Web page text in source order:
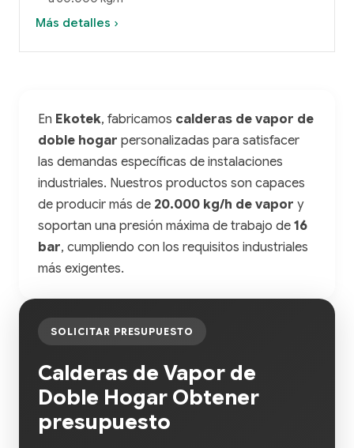
Más detalles ›
En Ekotek, fabricamos calderas de vapor de
doble hogar personalizadas para satisfacer
las demandas específicas de instalaciones
industriales. Nuestros productos son capaces
de producir más de 20.000 kg/h de vapor y
soportan una presión máxima de trabajo de 16
bar, cumpliendo con los requisitos industriales
más exigentes.
SOLICITAR PRESUPUESTO
Calderas de Vapor de
Doble Hogar Obtener
presupuesto